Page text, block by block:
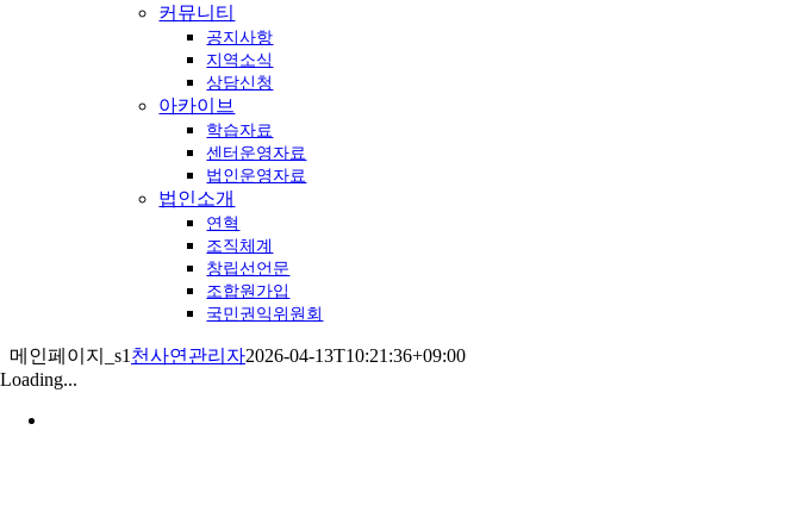
커뮤니티
공지사항
지역소식
상담신청
아카이브
학습자료
센터운영자료
법인운영자료
법인소개
연혁
조직체계
창립선언문
조합원가입
국민권익위원회
메인페이지_s1 천사연관리자2026-04-13T10:21:36+09:00
Loading...